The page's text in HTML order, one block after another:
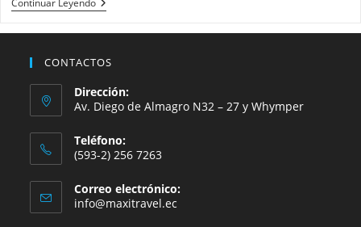
Continuar Leyendo
Inicia
CONTACTOS
Dirección:
Av. Diego de Almagro N32 – 27 y Whymper
Teléfono:
(593-2) 256 7263
Correo electrónico:
info@maxitravel.ec